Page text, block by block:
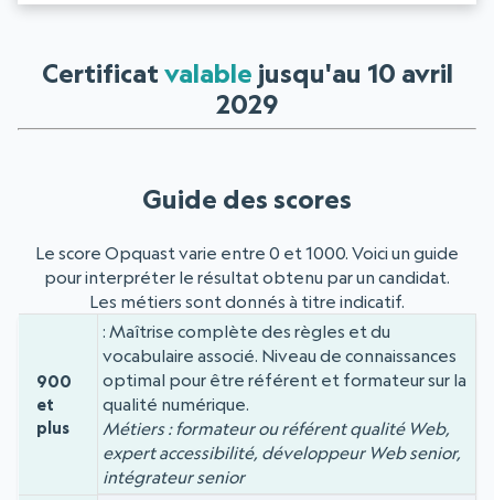
Certificat valable jusqu'au 10 avril
2029
Guide des scores
Le score Opquast varie entre 0 et 1000. Voici un guide
pour interpréter le résultat obtenu par un candidat.
Les métiers sont donnés à titre indicatif.
Niveau
900
et
plus
Maîtrise complète des règles et du
vocabulaire associé. Niveau de connaissances
optimal pour être référent et formateur sur la
qualité numérique.
Métiers : formateur ou référent qualité Web,
expert accessibilité, développeur Web senior,
intégrateur senior